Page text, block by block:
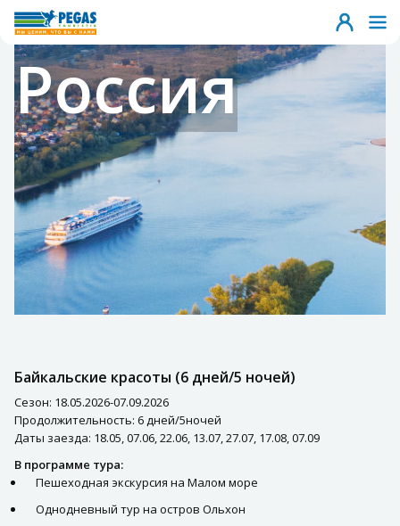
Россия
Байкальские красоты (6 дней/5 ночей)
Сезон: 18.05.2026-07.09.2026
Продолжительность: 6 дней/5ночей
Даты заезда: 18.05, 07.06, 22.06, 13.07, 27.07, 17.08, 07.09
В программе тура:
Пешеходная экскурсия на Малом море
Однодневный тур на остров Ольхон